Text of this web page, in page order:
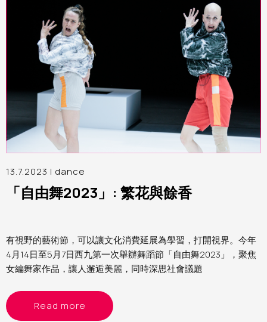
13.7.2023 | dance
「自由舞2023」: 繁花與餘香
有視野的藝術節，可以讓文化消費延展為學習，打開視界。今年
4月14日至5月7日西九第一次舉辦舞蹈節「自由舞2023」，聚焦
女編舞家作品，讓人邂逅美麗，同時深思社會議題
Read more